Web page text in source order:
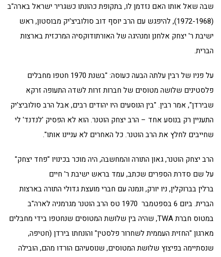
שבה שאל אותו האם נזדמן לו, בתקופת כהונתו כשגריר ישראל בארה"ב
(1972-1968), להיפגש עם הרב יוסף דוב סולוביצ'יק מבוסטון, ראש
ישיבת ר' יצחק אלחנן ומנהיגה של האורתודוקסיה המרכזית בארצות
הברית.
על פניו של רבין עלתה הבעה כעוסה: "בשנת 1970 חטפו מחבלים
פלסטינים שלושה מטוסים של חברות זרות לשדה התעופה זרקא
שבירדן", אמר רבין. "בין הנוסעים היו יהודים רבים, אבל הרב סולוביצ'יק
התעניין רק בנוסע אחד – הרב יצחק הוטנר. הוא לא הפסיק 'לנדנד' לי
שחייבים לחלץ את הרב הוטנר. כל האחרים לא עניינו אותו".
הרב יצחק הוטנר, גאון התורה והמחשבה, היה מוכר בכינויו "פחד יצחק"
על שם סדרת הספרים שכתב, עמד בראש ישיבת ר' חיים
ברלין בברוקלין, ניו יורק, ונמנה עם חברי מועצת גדולי התורה בארצות
הברית. ביום 6 בספטמבר 1970 טס הרב הוטנר מגרמניה לארה"ב
במטוס חברת TWA, שהיה בין שלושת המטוסים שנחטפו בידי מחבלים
מארגון "החזית העממית לשחרור פלסטין" והונחתו בירדן (חטיפה,
שנסתיימה בפיצוץ שלושת המטוסים, שנוסעיהם הורדו מהם, הובילה